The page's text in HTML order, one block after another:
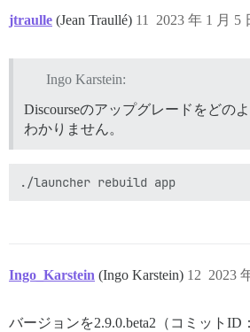
jtraulle (Jean Traullé) 2023 年 1 月 5
11
Ingo Karstein:
Discourseのアップグレードをどの
わかりません。
Ingo_Karstein (Ingo Karstein) 2023
12
バージョンを2.9.0.beta2（コミットID：